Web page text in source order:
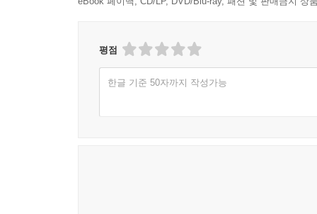
쉽다. 우주는 아주 거대하고 그 안에 사는 개인
우주’를 만끽할 각자의 방법을 찾길, 이 책이 그
평점
한글 기준 50자까지 작성가능